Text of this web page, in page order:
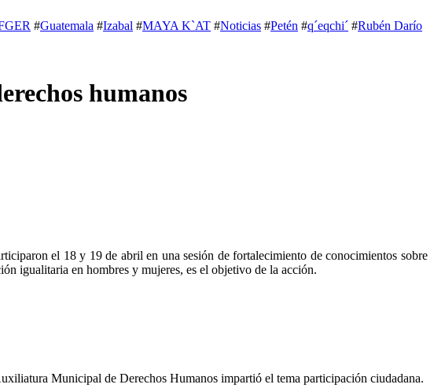
#Guatemala #Izabal #MAYA K`AT #Noticias #Petén #q´eqchi´ #Rubén Darío
humanos
el 18 y 19 de abril en una sesión de fortalecimiento de conocimientos sobre
igualitaria en hombres y mujeres, es el objetivo de la acción.
Municipal de Derechos Humanos impartió el tema participación ciudadana.